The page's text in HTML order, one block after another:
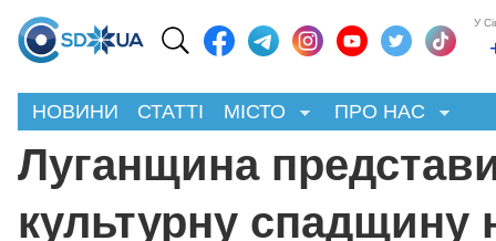
У
НОВИНИ СТАТТІ МІСТО ПРО НАС
Луганщина
культурну спадщину